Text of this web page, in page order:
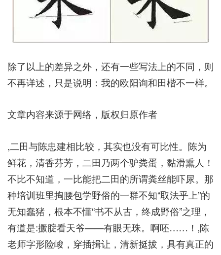
除了以上的差异之外，还有一些写法上的不同，则
不再详述，只是说明：我的欧阳询和田楷不一样。
文章内容来源于网络，版权归原作者
,二田与陈忠建相比较，其实也没有可比性。陈为
鲜花，清香芬芳，二田乃两个驴粪蛋，黏滑熏人！
不比不知道，一比能把二田的所谓粪丝能吓尿。那
种培训班里掏腰包学野俗的一群不知“取法乎上”的
无知蠢猪，根本不懂“书不从古，终成野俗”之理，
有道是:撅腚看天爷——有眼无珠。啊呸……！,陈
老师字形险峻，穿插揖让，清新挺拔，具有真正的